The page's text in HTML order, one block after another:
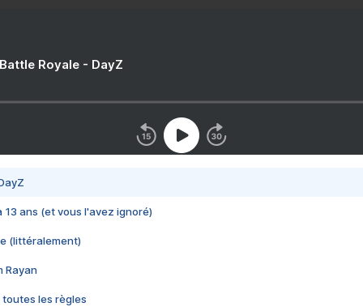
Royale - DayZ
13 ans (et vous l'avez ignoré)
(littéralement)
Rayan
toutes les règles